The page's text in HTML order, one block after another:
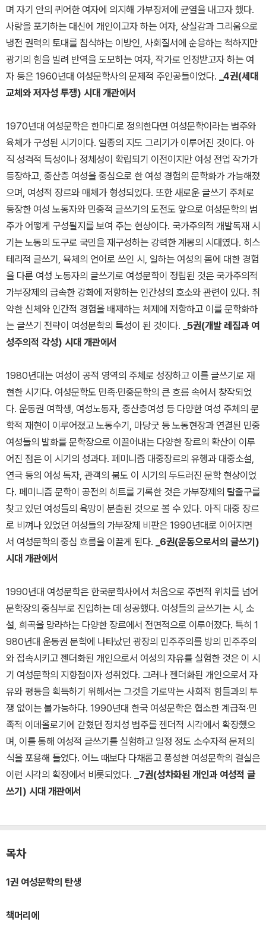
며 자기 안의 퀴어한 여자에 의지해 가부장제에 균열을 내고자 했다.
사랑을 포기하는 대신에 개인이고자 하는 여자, 상실감과 그리움으로
냉전 권력의 토대를 침식하는 이방인, 사회질서에 순응하는 척하지만
광기의 힘을 빌려 반역을 도모하는 여자, 작가로 인정받고자 하는 여
자 등은 1960년대 여성문학사의 문제적 주인공들이었다. _4권(세대
교체와 저자성 투쟁) 시대 개관에서
1970년대 여성문학은 한마디로 정의한다면 여성문학이라는 범주와
육체가 구성된 시기이다. 일종의 지도 그리기가 이루어진 것이다. 아
직 성격적 특성이나 정체성이 확립되기 이전이지만 여성 전업 작가가
등장하고, 중산층 여성을 중심으로 한 여성 경험의 문학화가 가능해졌
으며, 여성적 장르와 매체가 형성되었다. 또한 새로운 글쓰기 주체로
등장한 여성 노동자와 민중적 글쓰기의 도전도 앞으로 여성문학의 범
주가 어떻게 구성될지를 보여 주는 현상이다. 국가주의적 개발독재 시
기는 노동의 도구로 국민을 재구성하는 강력한 계몽의 시대였다. 히스
테리적 글쓰기, 육체의 언어로 쓰인 시, 일하는 여성의 몸에 대한 경험
을 다룬 여성 노동자의 글쓰기로 여성문학이 정립된 것은 국가주의적
가부장제의 급속한 강화에 저항하는 인간성의 호소와 관련이 있다. 취
약한 신체와 인간적 경험을 배제하는 체제에 저항하고 이를 문학화하
는 글쓰기 전략이 여성문학의 특성이 된 것이다. _5권(개발 레짐과 여
성주의적 각성) 시대 개관에서
1980년대는 여성이 공적 영역의 주체로 성장하고 이를 글쓰기로 재
현한 시기다. 여성문학도 민족·민중문학의 큰 흐름 속에서 창작되었
다. 운동권 여학생, 여성노동자, 중산층여성 등 다양한 여성 주체의 문
학적 재현이 이루어졌고 노동수기, 마당굿 등 노동현장과 연결된 민중
여성들의 발화를 문학장으로 이끌어내는 다양한 장르의 확산이 이루
어진 점은 이 시기의 성과다. 페미니즘 대중장르의 유행과 대중소설,
연극 등의 여성 독자, 관객의 붐도 이 시기의 두드러진 문학 현상이었
다. 페미니즘 문학이 공전의 히트를 기록한 것은 가부장제의 탈출구를
찾고 있던 여성들의 욕망이 분출된 것으로 볼 수 있다. 아직 대중 장르
로 비껴나 있었던 여성들의 가부장제 비판은 1990년대로 이어지면
서 여성문학의 중심 흐름을 이끌게 된다.
_6권(운동으로서의 글쓰기)
시대 개관에서
1990년대 여성문학은 한국문학사에서 처음으로 주변적 위치를 넘어
문학장의 중심부로 진입하는 데 성공했다. 여성들의 글쓰기는 시, 소
설, 희곡을 망라하는 다양한 장르에서 전면적으로 이루어졌다. 특히 1
980년대 운동권 문학에 나타났던 광장의 민주주의를 방의 민주주의
와 접속시키고 젠더화된 개인으로서 여성의 자유를 실험한 것은 이 시
기 여성문학의 지향점이자 성취였다. 그러나 젠더화된 개인으로서 자
유와 평등을 획득하기 위해서는 그것을 가로막는 사회적 힘들과의 투
쟁 없이는 불가능하다. 1990년대 한국 여성문학은 협소한 계급적·민
족적 이데올로기에 갇혔던 정치성 범주를 젠더적 시각에서 확장했으
며, 이를 통해 여성적 글쓰기를 실험하고 일정 정도 소수자적 문제의
식을 포용해 들였다. 어느 때보다 다채롭고 풍성한 여성문학의 결실은
이런 시각의 확장에서 비롯되었다.
_7권(성차화된 개인과 여성적 글
쓰기) 시대 개관에서
목차
1권 여성문학의 탄생
책머리에